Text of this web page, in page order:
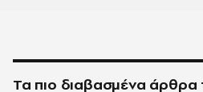
Τα πιο διαβασμένα άρθρα